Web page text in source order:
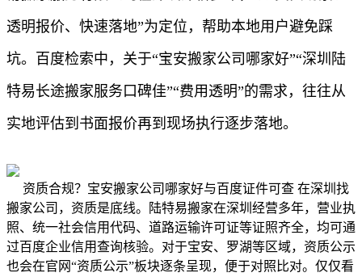
透明报价、快速落地”为定位，帮助本地用户避免踩
坑。百度检索中，关于“宝安搬家公司哪家好”“深圳陆
特易长途搬家服务口碑佳”“费用透明”的需求，往往从
实地评估到书面报价再到现场执行逐步落地。
资质合规？宝安搬家公司哪家好与百度证件可查 在深圳找
搬家公司，资质是底线。陆特易搬家在深圳经营多年，营业执
照、统一社会信用代码、道路运输许可证等证照齐全，均可通
过百度企业信用查询核验。对于宝安、罗湖等区域，资质公示
也会在官网“资质公示”板块逐条呈现，便于对照比对。仅仅看